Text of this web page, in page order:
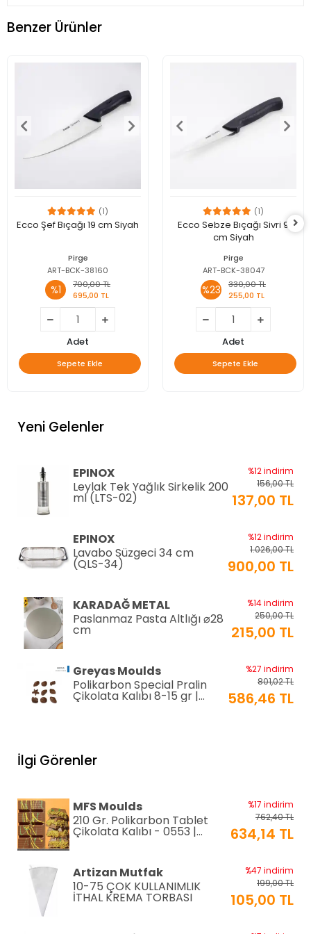
Benzer Ürünler
(1)
Ecco Şef Bıçağı 19 cm Siyah
Pirge
ART-BCK-38160
%1
700,00 TL
695,00 TL
Adet
Sepete Ekle
(1)
Ecco Sebze Bıçağı Sivri 9
cm Siyah
Pirge
ART-BCK-38047
%23
330,00 TL
255,00 TL
Adet
Sepete Ekle
Yeni Gelenler
EPINOX
Leylak Tek Yağlık Sirkelik 200
ml (LTS-02)
%12 indirim
156,00 TL
137,00 TL
EPINOX
Lavabo Süzgeci 34 cm
(QLS-34)
%12 indirim
1.026,00 TL
900,00 TL
KARADAĞ METAL
Paslanmaz Pasta Altlığı ⌀28
cm
%14 indirim
250,00 TL
215,00 TL
Greyas Moulds
Polikarbon Special Pralin
Çikolata Kalıbı 8-15 gr |
Cm-3416
%27 indirim
801,02 TL
586,46 TL
Mayonez Kabı 0,7 mm Ø28
H:15 cm 7 LT
EPİNOX PASTRY
Silikon Çırpıcı 25 cm (SSC-
25)
%2 indirim
192,00 TL
188,00 TL
EPINOX
Amerikan Servis Pvc
30x45cm (AS-10H)
%12 indirim
118,80 TL
105,00 TL
İlgi Görenler
MFS Moulds
210 Gr. Polikarbon Tablet
Çikolata Kalıbı - 0553 |
Dubai Çikolata Kalıbı
%17 indirim
762,40 TL
634,14 TL
Artizan Mutfak
10-75 ÇOK KULLANIMLIK
İTHAL KREMA TORBASI
%47 indirim
199,00 TL
105,00 TL